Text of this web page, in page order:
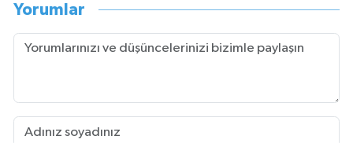
Yorumlar